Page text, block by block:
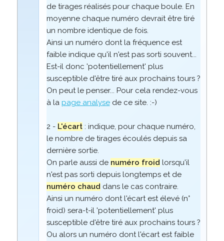
de tirages réalisés pour chaque boule. En
moyenne chaque numéro devrait être tiré
un nombre identique de fois.
Ainsi un numéro dont la fréquence est
faible indique qu'il n'est pas sorti souvent...
Est-il donc 'potentiellement' plus
susceptible d'être tiré aux prochains tours ?
On peut le penser... Pour cela rendez-vous
à la page analysede ce site. :-)
2 - L'écart: indique, pour chaque numéro,
le nombre de tirages écoulés depuis sa
dernière sortie.
On parle aussi de numéro froid lorsqu'il
n'est pas sorti depuis longtemps et de
numéro chaud dans le cas contraire.
Ainsi un numéro dont l'écart est élevé (n°
froid) sera-t-il 'potentiellement' plus
susceptible d'être tiré aux prochains tours ?
Ou alors un numéro dont l'écart est faible